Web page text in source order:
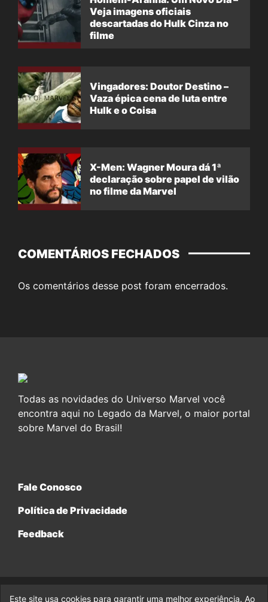
Veja imagens oficiais
descartadas do Hulk Cinza no
filme
Vingadores: Doutor Destino –
Vaza épica cena de luta entre
Hulk e o Coisa
X-Men: Wagner Moura dá 1ª
declaração sobre papel de vilão
no filme da Marvel
COMENTÁRIOS FECHADOS
Os comentários desse post foram encerrados.
Todas as novidades do Universo Marvel você
encontra aqui no Legado da Marvel, o maior portal
sobre Marvel do Brasil!
Fale Conosco
Política de Privacidade
Feedback
© 2017-2026 Legado da Marvel, uma empresa da Legado
Este site usa cookies para garantir uma melhor experiência. Ao